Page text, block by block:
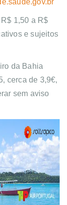
1,50 a R$
e sujeitos
da Bahia
cerca de 3,9€,
sem aviso